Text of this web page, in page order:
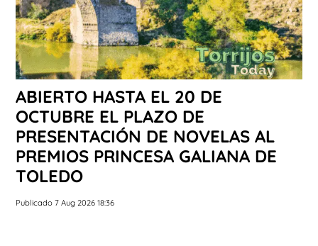
ABIERTO HASTA EL 20 DE
OCTUBRE EL PLAZO DE
PRESENTACIÓN DE NOVELAS AL
PREMIOS PRINCESA GALIANA DE
TOLEDO
Publicado 7 Aug 2026 18:36